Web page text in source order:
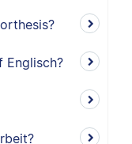
Englisch?